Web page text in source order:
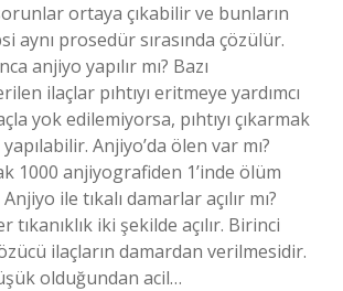
ortaya çıkabilir ve bunların
aynı prosedür sırasında çözülür.
anjiyo yapılır mı? Bazı
ilaçlar pıhtıyı eritmeye yardımcı
yok edilemiyorsa, pıhtıyı çıkarmak
Anjiyo’da ölen var mı?
1000 anjiyografiden 1’inde ölüm
ile tıkalı damarlar açılır mı?
tıkanıklık iki şekilde açılır. Birinci
ilaçların damardan verilmesidir.
olduğundan acil…